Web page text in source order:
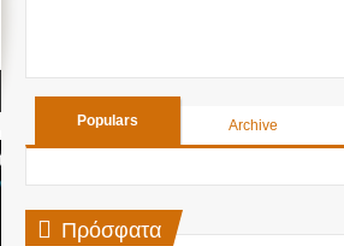
Populars Archive
Πρόσφατα